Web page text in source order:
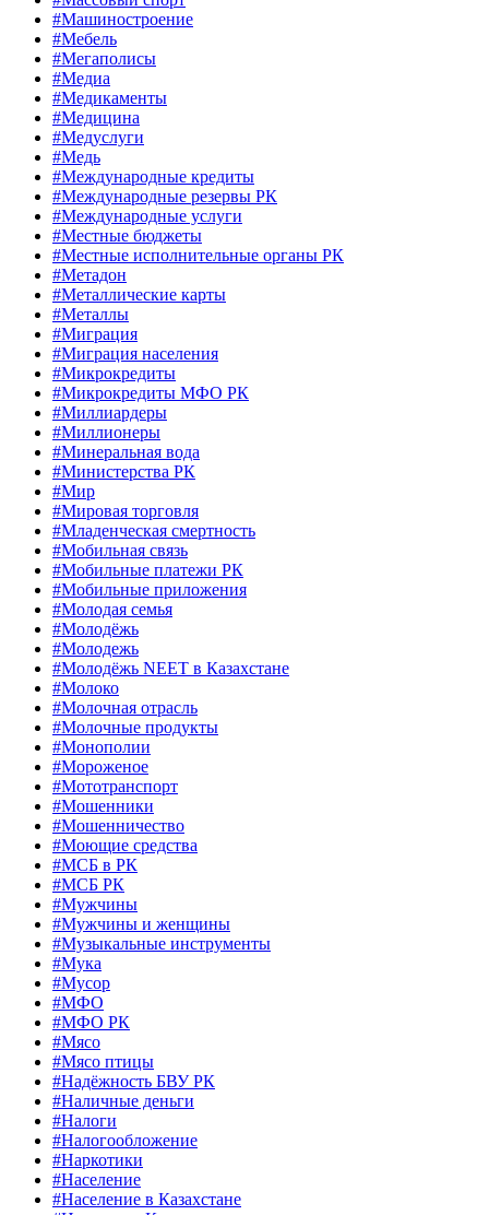
#Машиностроение
#Мебель
#Мегаполисы
#Медиа
#Медикаменты
#Медицина
#Медуслуги
#Медь
#Международные кредиты
#Международные резервы РК
#Международные услуги
#Местные бюджеты
#Местные исполнительные органы РК
#Метадон
#Металлические карты
#Металлы
#Миграция
#Миграция населения
#Микрокредиты
#Микрокредиты МФО РК
#Миллиардеры
#Миллионеры
#Минеральная вода
#Министерства РК
#Мир
#Мировая торговля
#Младенческая смертность
#Мобильная связь
#Мобильные платежи РК
#Мобильные приложения
#Молодая семья
#Молодёжь
#Молодежь
#Молодёжь NEET в Казахстане
#Молоко
#Молочная отрасль
#Молочные продукты
#Монополии
#Мороженое
#Мототранспорт
#Мошенники
#Мошенничество
#Моющие средства
#МСБ в РК
#МСБ РК
#Мужчины
#Мужчины и женщины
#Музыкальные инструменты
#Мука
#Мусор
#МФО
#МФО РК
#Мясо
#Мясо птицы
#Надёжность БВУ РК
#Наличные деньги
#Налоги
#Налогообложение
#Наркотики
#Население
#Население в Казахстане